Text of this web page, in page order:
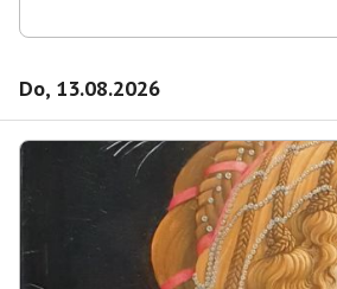
Do, 13.08.2026